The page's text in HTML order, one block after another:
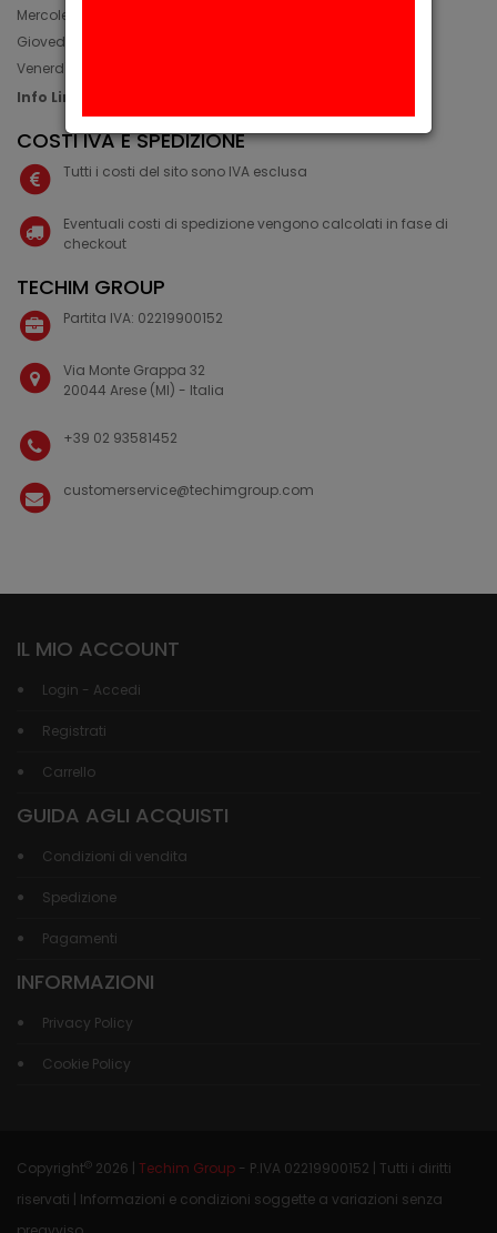
Mercoledì: 08:30 - 12:30, 14:00 - 17:00
Giovedì: 09:30 - 12:30, 14:00 - 17:00
Venerdì: 08:30 - 12:30, 14:00 - 17:00
Info Line: +39 02 93581452
COSTI IVA E SPEDIZIONE
Tutti i costi del sito sono IVA esclusa
Eventuali costi di spedizione vengono calcolati in fase di
checkout
TECHIM GROUP
Partita IVA: 02219900152
Via Monte Grappa 32
20044 Arese (MI) - Italia
+39 02 93581452
customerservice@techimgroup.com
IL MIO ACCOUNT
Login - Accedi
Registrati
Carrello
GUIDA AGLI ACQUISTI
Condizioni di vendita
Spedizione
Pagamenti
INFORMAZIONI
Privacy Policy
Cookie Policy
Copyright© 2026 | Techim Group - P.IVA 02219900152 | Tutti i diritti
riservati | Informazioni e condizioni soggette a variazioni senza